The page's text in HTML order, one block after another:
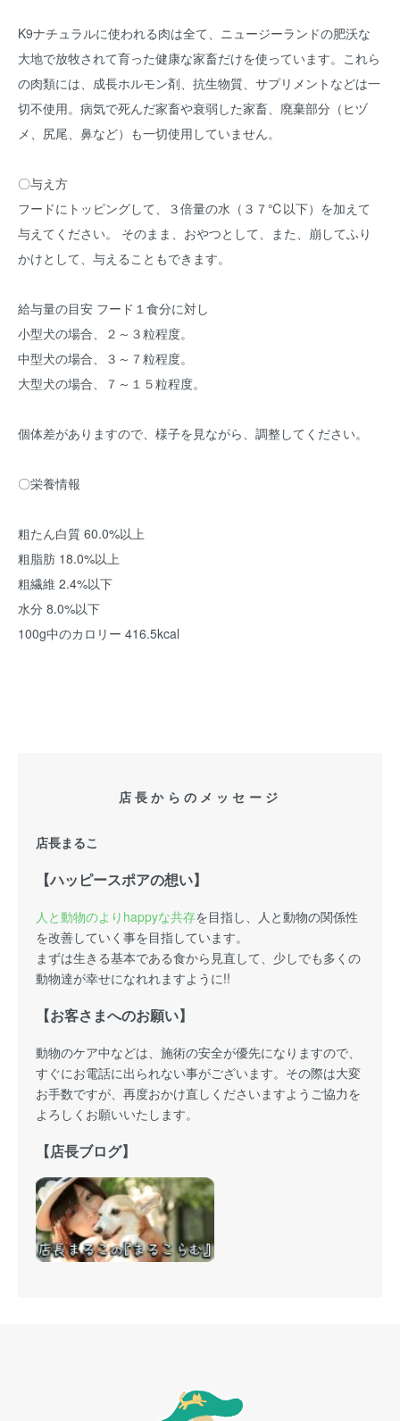
K9ナチュラルに使われる肉は全て、ニュージーランドの肥沃な
大地で放牧されて育った健康な家畜だけを使っています。これら
の肉類には、成長ホルモン剤、抗生物質、サプリメントなどは一
切不使用。病気で死んだ家畜や衰弱した家畜、廃棄部分（ヒヅ
メ、尻尾、鼻など）も一切使用していません。
〇与え方
フードにトッピングして、３倍量の水（３７℃以下）を加えて
与えてください。 そのまま、おやつとして、また、崩してふり
かけとして、与えることもできます。
給与量の目安 フード１食分に対し
小型犬の場合、２～３粒程度。
中型犬の場合、３～７粒程度。
大型犬の場合、７～１５粒程度。
個体差がありますので、様子を見ながら、調整してください。
〇栄養情報
粗たん白質 60.0%以上
粗脂肪 18.0%以上
粗繊維 2.4%以下
水分 8.0%以下
100g中のカロリー 416.5kcal
店長からのメッセージ
店長まるこ
【ハッピースポアの想い】
人と動物のよりhappyな共存を目指し、人と動物の関係性
を改善していく事を目指しています。
まずは生きる基本である食から見直して、少しでも多くの
動物達が幸せになれれますように!!
【お客さまへのお願い】
動物のケア中などは、施術の安全が優先になりますので、
すぐにお電話に出られない事がございます。その際は大変
お手数ですが、再度おかけ直しくださいますようご協力を
よろしくお願いいたします。
【店長ブログ】